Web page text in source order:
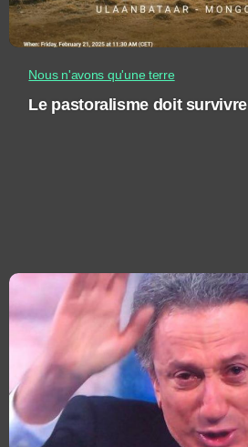
Nous n'avons qu'une terre
Le pastoralisme doit survivre